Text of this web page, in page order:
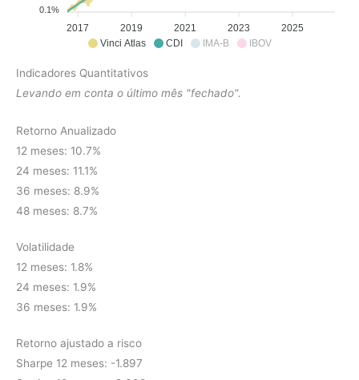
Vinci Atlas CDI IMA-B IBOV
0.1%
2017 2019 2021 2023 2025
Indicadores Quantitativos
Levando em conta o último mês "fechado".
Retorno Anualizado
12 meses: 10.7%
24 meses: 11.1%
36 meses: 8.9%
48 meses: 8.7%
Volatilidade
12 meses: 1.8%
24 meses: 1.9%
36 meses: 1.9%
Retorno ajustado a risco
Sharpe 12 meses: -1.897